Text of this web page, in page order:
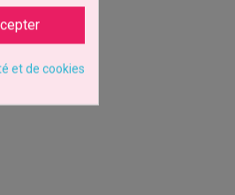
et de cookies